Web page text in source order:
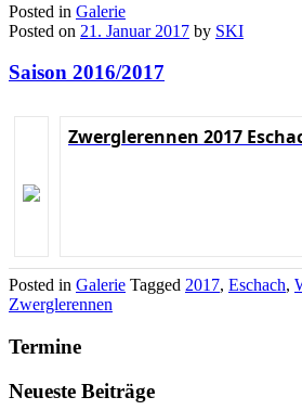
Posted in Galerie
Posted on 21. Januar 2017 by SKI
Saison 2016/2017
Zwerglerennen 2017
Posted in Galerie Tagged 2017, Eschach,
Zwerglerennen
Termine
Neueste Beiträge